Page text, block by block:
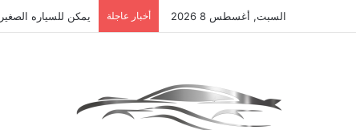
السبت, أغسطس 8 2026 أخبار عاجلة يمكن للسياره